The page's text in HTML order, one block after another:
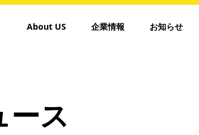
About US 企業情報 お知らせ
ース